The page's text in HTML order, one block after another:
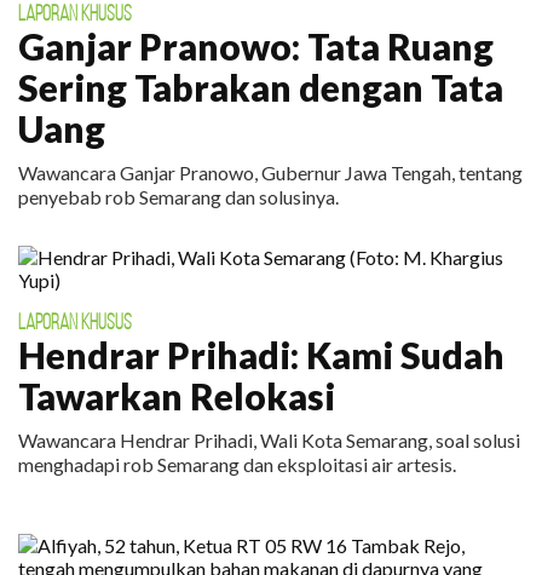
LAPORAN KHUSUS
Ganjar Pranowo: Tata Ruang
Sering Tabrakan dengan Tata
Uang
Wawancara Ganjar Pranowo, Gubernur Jawa Tengah, tentang
penyebab rob Semarang dan solusinya.
LAPORAN KHUSUS
Hendrar Prihadi: Kami Sudah
Tawarkan Relokasi
Wawancara Hendrar Prihadi, Wali Kota Semarang, soal solusi
menghadapi rob Semarang dan eksploitasi air artesis.